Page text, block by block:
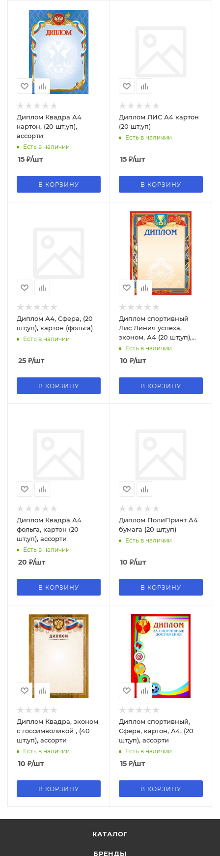
Диплом Квадра А4
картон, (20 шт;уп),
ассорти
Есть в наличии
15 ₽/шт
В КОРЗИНУ
Диплом ЛИС А4 картон
(20 шт;уп)
Есть в наличии
15 ₽/шт
В КОРЗИНУ
Диплом А4, Сфера, (20
шт;уп), картон (фольга)
Есть в наличии
25 ₽/шт
В КОРЗИНУ
Диплом спортивный
Лис Линия успеха,
эконом, А4 (20 шт;уп),
ассорти
Есть в наличии
10 ₽/шт
В КОРЗИНУ
Диплом Квадра А4
фольга, картон (20
шт;уп), ассорти
Есть в наличии
20 ₽/шт
В КОРЗИНУ
Диплом ПолиПринт А4
бумага (20 шт;уп)
Есть в наличии
10 ₽/шт
В КОРЗИНУ
Диплом Квадра, эконом
с госсимволикой , (40
шт;уп), ассорти
Есть в наличии
10 ₽/шт
В КОРЗИНУ
Диплом спортивный,
Сфера, картон, А4, (20
шт;уп), ассорти
Есть в наличии
15 ₽/шт
В КОРЗИНУ
КАТАЛОГ
БРЕНДЫ